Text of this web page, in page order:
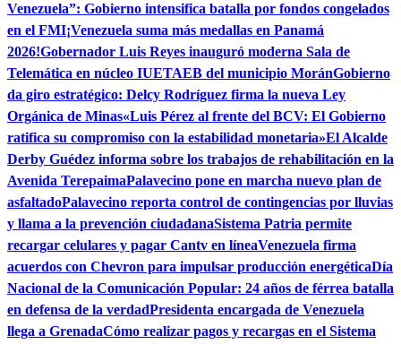
Venezuela”: Gobierno intensifica batalla por fondos congelados
en el FMI¡Venezuela suma más medallas en Panamá
2026!Gobernador Luis Reyes inauguró moderna Sala de
Telemática en núcleo IUETAEB del municipio MoránGobierno
da giro estratégico: Delcy Rodríguez firma la nueva Ley
Orgánica de Minas«Luis Pérez al frente del BCV: El Gobierno
ratifica su compromiso con la estabilidad monetaria»El Alcalde
Derby Guédez informa sobre los trabajos de rehabilitación en la
Avenida TerepaimaPalavecino pone en marcha nuevo plan de
asfaltadoPalavecino reporta control de contingencias por lluvias
y llama a la prevención ciudadanaSistema Patria permite
recargar celulares y pagar Cantv en líneaVenezuela firma
acuerdos con Chevron para impulsar producción energéticaDía
Nacional de la Comunicación Popular: 24 años de férrea batalla
en defensa de la verdadPresidenta encargada de Venezuela
llega a GrenadaCómo realizar pagos y recargas en el Sistema